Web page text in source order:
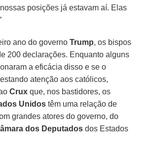
posições já estavam aí. Elas
ano do governoTrump, os bispos
200 declarações. Enquanto alguns
a eficácia disso e se o
atenção aos católicos,
Crux que, nos bastidores, os
Unidos têm uma relação de
grandes atores do governo, do
dos Deputados dos Estados